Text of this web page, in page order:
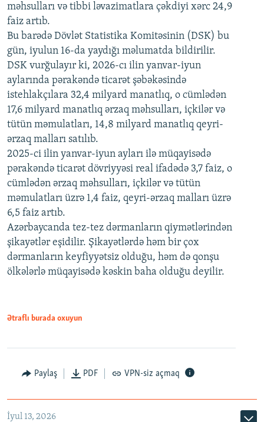
Auto 240p 360p 480p
720p 1080p
480p
720p
1080p
məhsulları və tibbi ləvazimatlara çəkdiyi xərc 24,9
faiz artıb.
Bu barədə Dövlət Statistika Komitəsinin (DSK) bu
gün, iyulun 16-da yaydığı məlumatda bildirilir.
DSK vurğulayır ki, 2026-cı ilin yanvar-iyun
aylarında pərakəndə ticarət şəbəkəsində
istehlakçılara 32,4 milyard manatlıq, o cümlədən
17,6 milyard manatlıq ərzaq məhsulları, içkilər və
tütün məmulatları, 14,8 milyard manatlıq qeyri-
ərzaq malları satılıb.
2025-ci ilin yanvar-iyun ayları ilə müqayisədə
pərakəndə ticarət dövriyyəsi real ifadədə 3,7 faiz, o
cümlədən ərzaq məhsulları, içkilər və tütün
məmulatları üzrə 1,4 faiz, qeyri-ərzaq malları üzrə
6,5 faiz artıb.
Azərbaycanda tez-tez dərmanların qiymətlərindən
şikayətlər eşidilir. Şikayətlərdə həm bir çox
dərmanların keyfiyyətsiz olduğu, həm də qonşu
ölkələrlə müqayisədə kəskin baha olduğu deyilir.
Ətraflı burada oxuyun
Paylaş PDF VPN-siz açmaq
İyul 13, 2026